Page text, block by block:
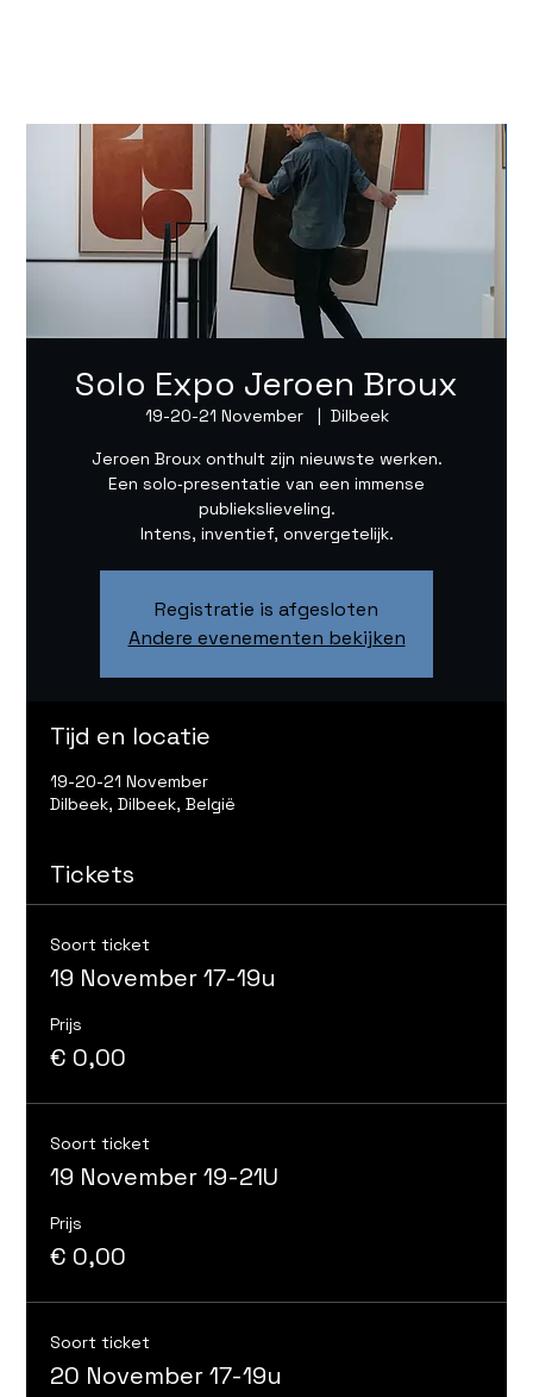
Solo Expo Jeroen Broux
19-20-21 November
  |
Dilbeek
Jeroen Broux onthult zijn nieuwste werken.
Een solo‑presentatie van een immense
publiekslieveling.
Intens, inventief, onvergetelijk.
Registratie is afgesloten
Andere evenementen bekijken
Tijd en locatie
19-20-21 November
Dilbeek, Dilbeek, België
Tickets
Soort ticket
19 November 17-19u
Prijs
€ 0,00
Soort ticket
19 November 19-21U
Prijs
€ 0,00
Soort ticket
20 November 17-19u